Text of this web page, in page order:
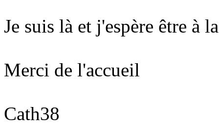
Je suis là et j'espère être à
Merci de l'accueil
Cath38